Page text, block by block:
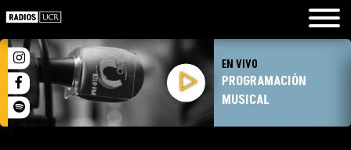
EN VIVO
PROGRAMACIÓN
MUSICAL